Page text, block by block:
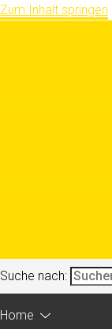
Zum Inhalt springen
Suche nach:
Home